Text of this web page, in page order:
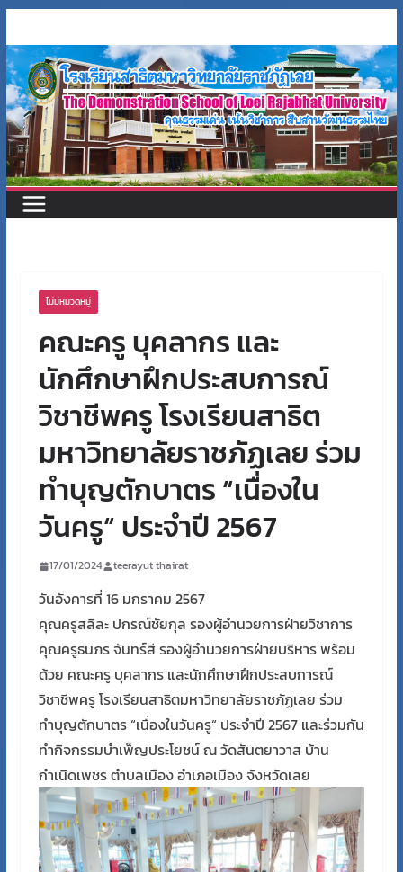
to
content
ไม่มีหมวดหมู่
คณะครู บุคลากร และ
นักศึกษาฝึกประสบการณ์
วิชาชีพครู โรงเรียนสาธิต
มหาวิทยาลัยราชภัฏเลย ร่วม
ทำบุญตักบาตร “เนื่องใน
วันครู“ ประจำปี 2567
17/01/2024 teerayut thairat
วันอังคารที่ 16 มกราคม 2567
คุณครูสลิละ ปกรณ์ชัยกุล รองผู้อำนวยการฝ่ายวิชาการ
คุณครูธนภร จันทร์สี รองผู้อำนวยการฝ่ายบริหาร พร้อม
ด้วย คณะครู บุคลากร และนักศึกษาฝึกประสบการณ์
วิชาชีพครู โรงเรียนสาธิตมหาวิทยาลัยราชภัฏเลย ร่วม
ทำบุญตักบาตร “เนื่องในวันครู“ ประจำปี 2567 และร่วมกัน
ทำกิจกรรมบำเพ็ญประโยชน์ ณ วัดสันตยาวาส บ้าน
กำเนิดเพชร ตำบลเมือง อำเภอเมือง จังหวัดเลย